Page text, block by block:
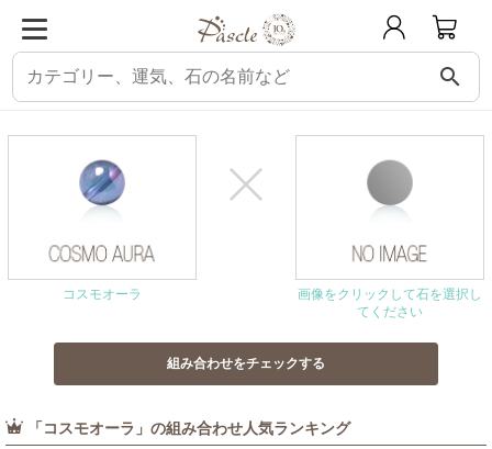
search
パスクル 組み合わせ・相性チェック コスモオーラと相性の良い石
コスモオーラ
画像をクリックして石を選択し
てください
「コスモオーラ」の組み合わせ人気ランキング